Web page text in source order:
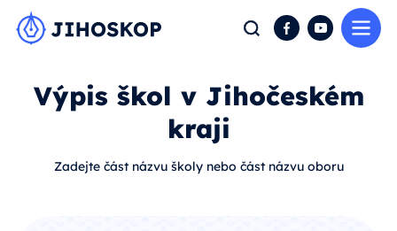
Hledat FacebookYouTube
Výpis škol v Jihočeském
kraji
Zadejte část názvu školy nebo část názvu oboru